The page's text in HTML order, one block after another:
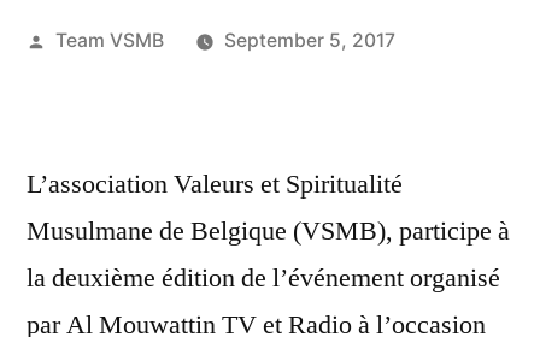
Posted
Team VSMB September 5, 2017
L’association Valeurs et Spiritualité
Musulmane de Belgique (VSMB), participe à
la deuxième édition de l’événement organisé
par Al Mouwattin TV et Radio à l’occasion